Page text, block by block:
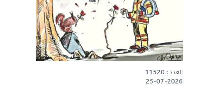
العدد : 11520
25-07-2026